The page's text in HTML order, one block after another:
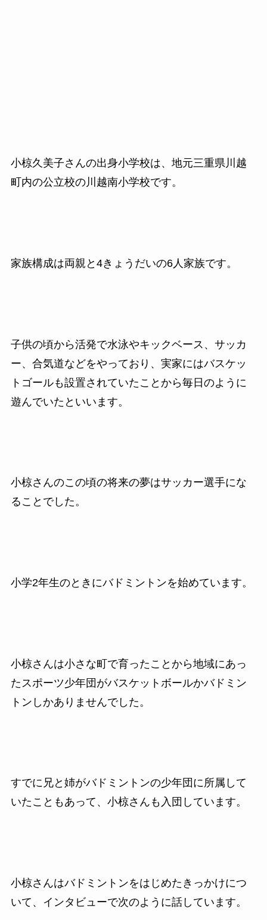
小椋久美子さんの出身小学校は、地元三重県川越
町内の公立校の川越南小学校です。
家族構成は両親と4きょうだいの6人家族です。
子供の頃から活発で水泳やキックベース、サッカ
ー、合気道などをやっており、実家にはバスケッ
トゴールも設置されていたことから毎日のように
遊んでいたといいます。
小椋さんのこの頃の将来の夢はサッカー選手にな
ることでした。
小学2年生のときにバドミントンを始めています。
小椋さんは小さな町で育ったことから地域にあっ
たスポーツ少年団がバスケットボールかバドミン
トンしかありませんでした。
すでに兄と姉がバドミントンの少年団に所属して
いたこともあって、小椋さんも入団しています。
小椋さんはバドミントンをはじめたきっかけにつ
いて、インタビューで次のように話しています。